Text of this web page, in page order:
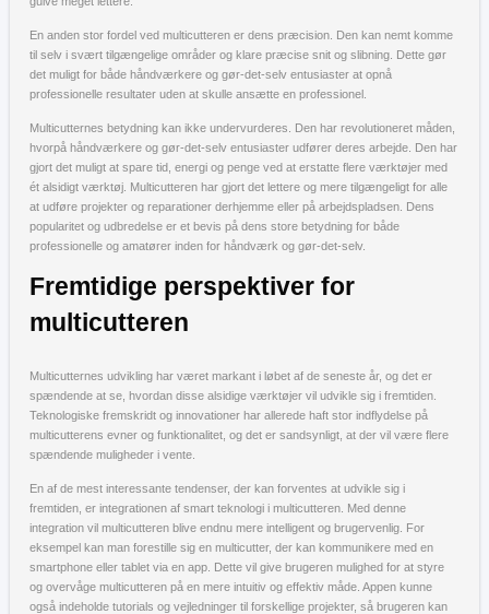
En anden stor fordel ved multicutteren er dens præcision. Den kan nemt komme
til selv i svært tilgængelige områder og klare præcise snit og slibning. Dette gør
det muligt for både håndværkere og gør-det-selv entusiaster at opnå
professionelle resultater uden at skulle ansætte en professionel.
Multicutternes betydning kan ikke undervurderes. Den har revolutioneret måden,
hvorpå håndværkere og gør-det-selv entusiaster udfører deres arbejde. Den har
gjort det muligt at spare tid, energi og penge ved at erstatte flere værktøjer med
ét alsidigt værktøj. Multicutteren har gjort det lettere og mere tilgængeligt for alle
at udføre projekter og reparationer derhjemme eller på arbejdspladsen. Dens
popularitet og udbredelse er et bevis på dens store betydning for både
professionelle og amatører inden for håndværk og gør-det-selv.
Fremtidige perspektiver for
multicutteren
Multicutternes udvikling har været markant i løbet af de seneste år, og det er
spændende at se, hvordan disse alsidige værktøjer vil udvikle sig i fremtiden.
Teknologiske fremskridt og innovationer har allerede haft stor indflydelse på
multicutterens evner og funktionalitet, og det er sandsynligt, at der vil være flere
spændende muligheder i vente.
En af de mest interessante tendenser, der kan forventes at udvikle sig i
fremtiden, er integrationen af smart teknologi i multicutteren. Med denne
integration vil multicutteren blive endnu mere intelligent og brugervenlig. For
eksempel kan man forestille sig en multicutter, der kan kommunikere med en
smartphone eller tablet via en app. Dette vil give brugeren mulighed for at styre
og overvåge multicutteren på en mere intuitiv og effektiv måde. Appen kunne
også indeholde tutorials og vejledninger til forskellige projekter, så brugeren kan